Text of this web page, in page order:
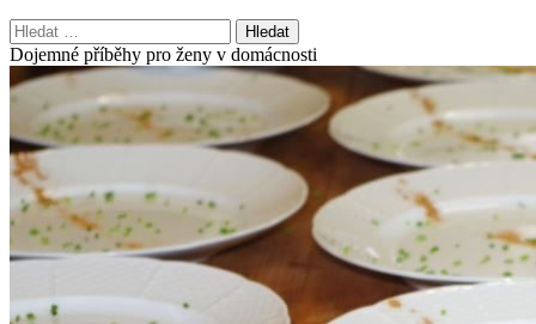
Vyhledávání
Dojemné příběhy pro ženy v domácnosti